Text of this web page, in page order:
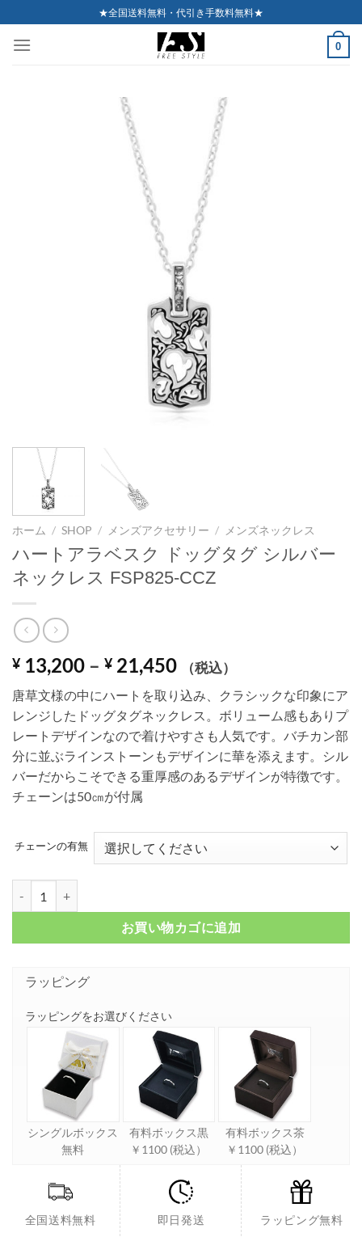
to
content
★全国送料無料・代引き手数料無料★
0
ホーム / SHOP / メンズアクセサリー / メンズネックレス
ハートアラベスク ドッグタグ シルバー
ネックレス FSP825-CCZ
¥ 13,200 – ¥ 21,450価
格
帯:
¥ 13,200
–
¥ 21,450
（税込）
唐草文様の中にハートを取り込み、クラシックな印象にア
レンジしたドッグタグネックレス。ボリューム感もありプ
レートデザインなので着けやすさも人気です。バチカン部
分に並ぶラインストーンもデザインに華を添えます。シル
バーだからこそできる重厚感のあるデザインが特徴です。
チェーンは50㎝が付属
チェーンの有無
お買い物カゴに追加
ラッピング
ラッピングをお選びください
シングルボックス
無料
有料ボックス黒
￥1100 (税込）
有料ボックス茶
￥1100 (税込）
全国送料無料 即日発送 ラッピング無料